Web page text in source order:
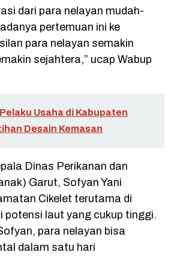
dari para nelayan mudah-
pertemuan ini ke
para nelayan semakin
sejahtera,” ucap Wabup
Usaha di Kabupaten
Desain Kemasan
Dinas Perikanan dan
Garut, Sofyan Yani
Cikelet terutama di
potensi laut yang cukup tinggi.
para nelayan bisa
dalam satu hari